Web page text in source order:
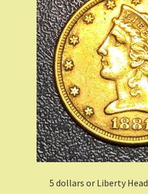
5 dollars or Liberty